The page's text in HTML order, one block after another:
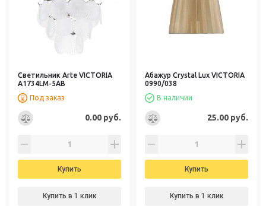
Светильник Arte VICTORIA
A1734LM-5AB
Под заказ
0.00 руб.
Купить
Купить в 1 клик
Абажур Crystal Lux VICTORIA
0990/038
В наличии
25.00 руб.
Купить
Купить в 1 клик